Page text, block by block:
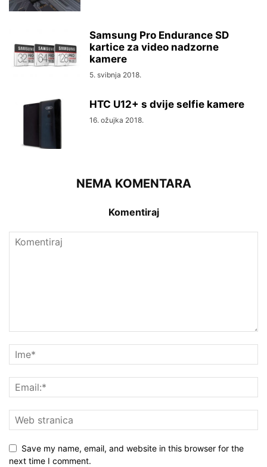
Samsung Pro Endurance SD
kartice za video nadzorne
kamere
5. svibnja 2018.
HTC U12+ s dvije selfie kamere
16. ožujka 2018.
NEMA KOMENTARA
Komentiraj
Save my name, email, and website in this browser for the
next time I comment.